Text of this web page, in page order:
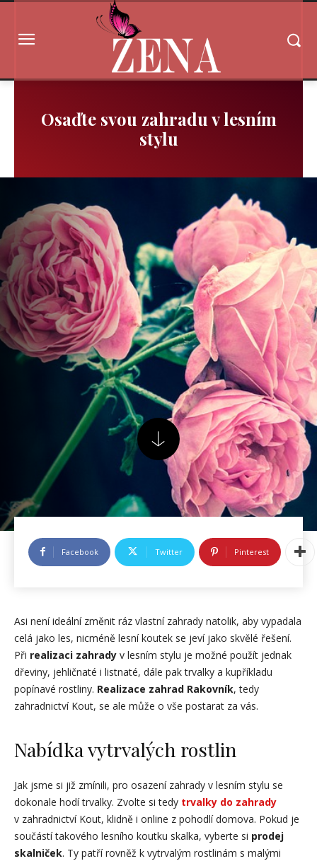
Osaďte svou zahradu v lesním
stylu
Facebook Twitter Pinterest
Asi není ideální změnit ráz vlastní zahrady natolik, aby vypadala
celá jako les, nicméně lesní koutek se jeví jako skvělé řešení.
Při realizaci zahrady v lesním stylu je možné použít jednak
dřeviny, jehličnaté i listnaté, dále pak trvalky a kupříkladu
popínavé rostliny. Realizace zahrad Rakovník, tedy
zahradnictví Kout, se ale může o vše postarat za vás.
Nabídka vytrvalých rostlin
Jak jsme si již zmínili, pro osazení zahrady v lesním stylu se
dokonale hodí trvalky. Zvolte si tedy trvalky do zahrady
v zahradnictví Kout, klidně i online z pohodlí domova. Pokud je
součástí takového lesního koutku skalka, vyberte si prodej
skalniček. Ty patří rovněž k vytrvalým rostlinám s malými